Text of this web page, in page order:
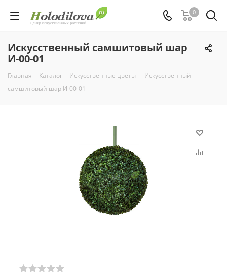
0
Искусственный самшитовый шар
И-00-01
Главная - Каталог - Искусственные цветы - Искусственный
самшитовый шар И-00-01